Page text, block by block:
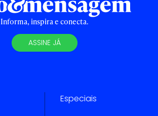
Informa, inspira e conecta.
ASSINE JÁ
Especiais